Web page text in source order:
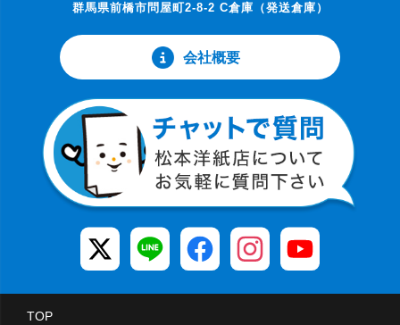
群馬県前橋市問屋町2-8-2 C倉庫（発送倉庫）
会社概要
TOP